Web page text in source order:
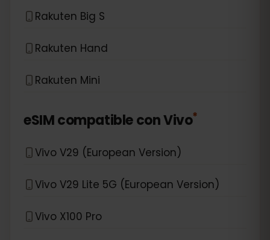
Rakuten Big S
Rakuten Hand
Rakuten Mini
eSIM compatible conVivo*
Vivo V29 (European Version)
Vivo V29 Lite 5G (European Version)
Vivo X100 Pro